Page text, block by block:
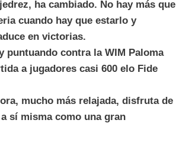
ha cambiado. No hay más que
cuando hay que estarlo y
en victorias.
puntuando contra la WIM Paloma
a jugadores casi 600 elo Fide
mucho más relajada, disfruta de
sí misma como una gran